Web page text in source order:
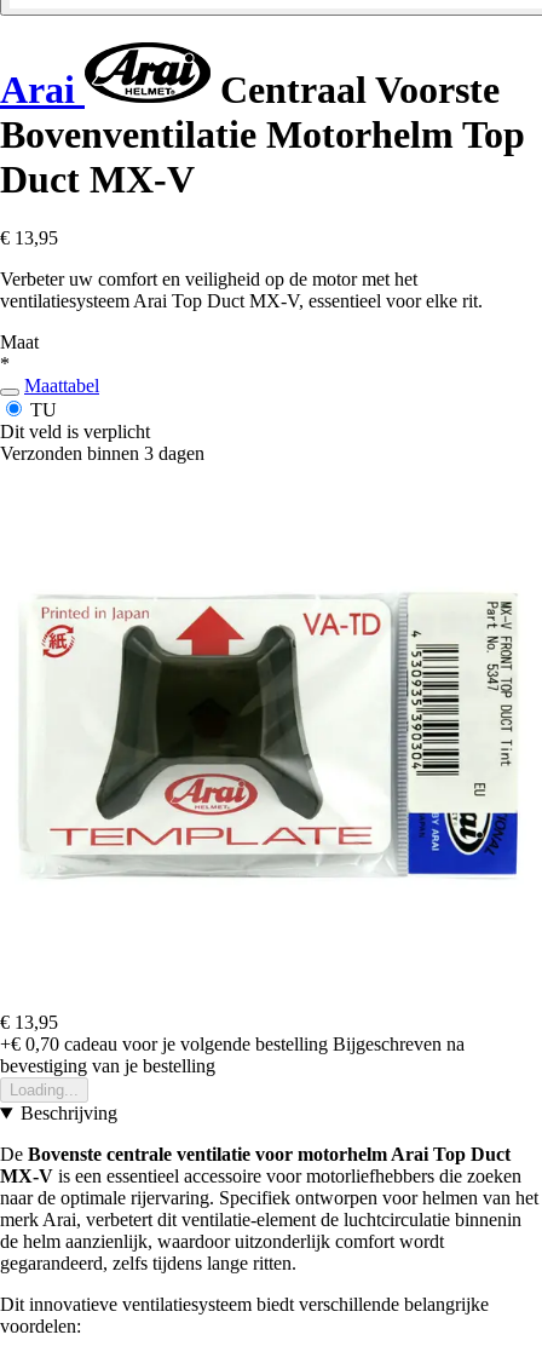
Arai
Centraal Voorste
Bovenventilatie Motorhelm Top
Duct MX-V
€ 13,95
Verbeter uw comfort en veiligheid op de motor met het
ventilatiesysteem Arai Top Duct MX-V, essentieel voor elke rit.
Maat
*
Maattabel
TU
Dit veld is verplicht
Verzonden binnen 3 dagen
€ 13,95
+€ 0,70 cadeau voor je volgende bestelling Bijgeschreven na
bevestiging van je bestelling
Loading...
Beschrijving
De Bovenste centrale ventilatie voor motorhelm Arai Top Duct
MX-V is een essentieel accessoire voor motorliefhebbers die zoeken
naar de optimale rijervaring. Specifiek ontworpen voor helmen van het
merk Arai, verbetert dit ventilatie-element de luchtcirculatie binnenin
de helm aanzienlijk, waardoor uitzonderlijk comfort wordt
gegarandeerd, zelfs tijdens lange ritten.
Dit innovatieve ventilatiesysteem biedt verschillende belangrijke
voordelen: